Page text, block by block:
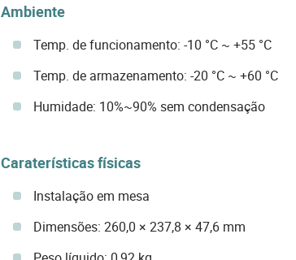
Ambiente
Temp. de funcionamento: -10 °C ~ +55 °C
Temp. de armazenamento: -20 °C ~ +60 °C
Humidade: 10%~90% sem condensação
Caraterísticas físicas
Instalação em mesa
Dimensões: 260,0 × 237,8 × 47,6 mm